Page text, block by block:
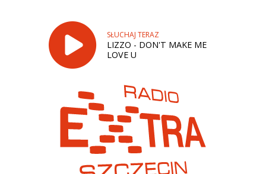
SŁUCHAJ TERAZ
LIZZO - DON'T MAKE ME
LOVE U